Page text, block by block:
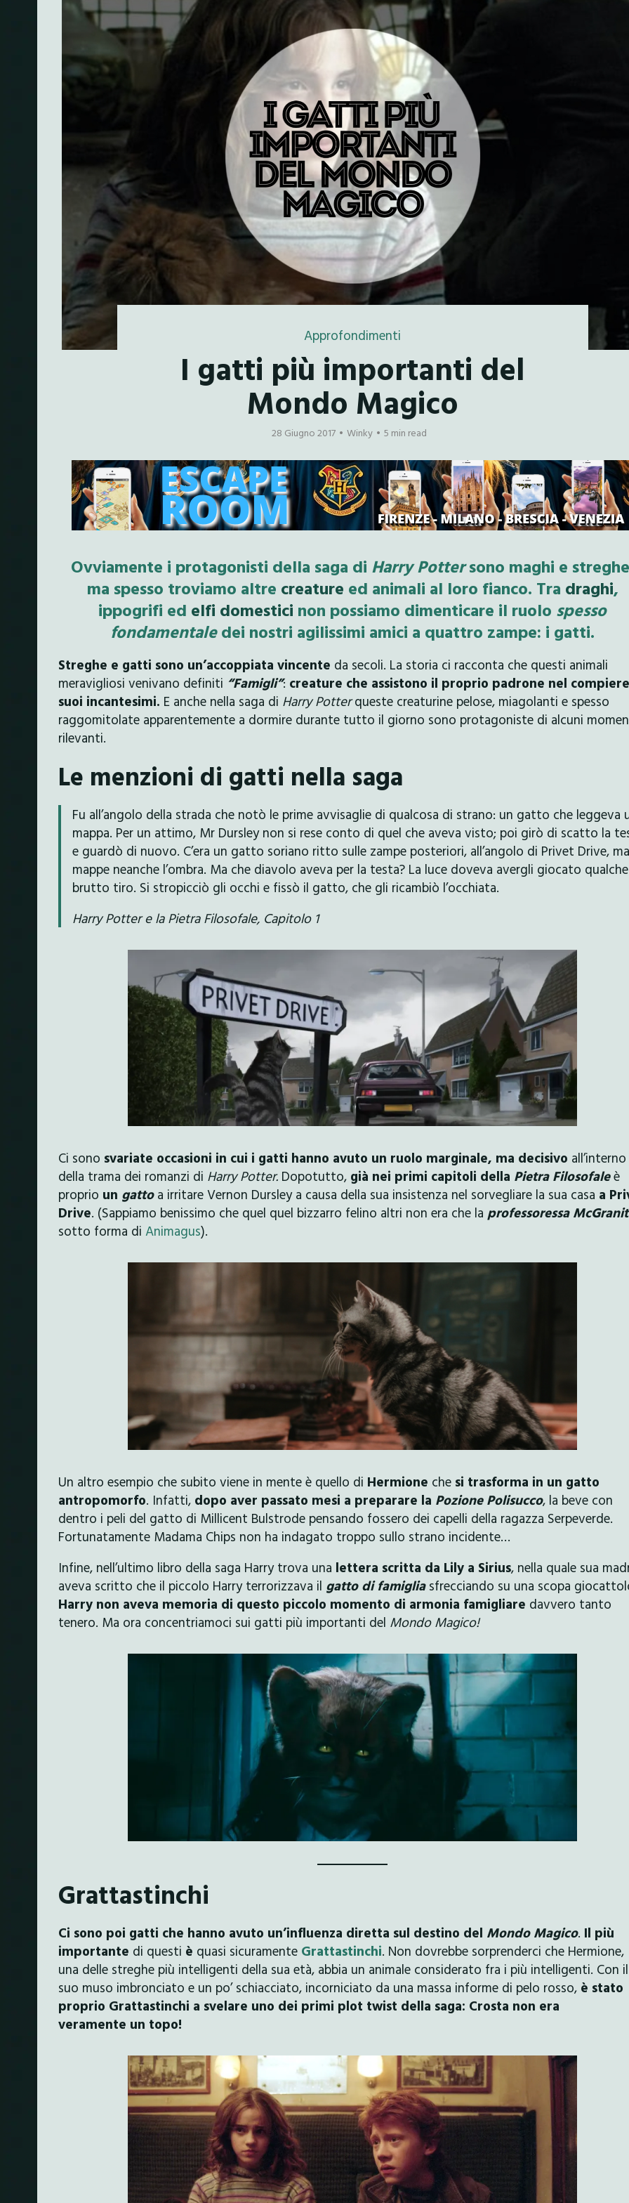
Approfondimenti
I gatti più importanti del
Mondo Magico
28 Giugno 2017 Winky 5 min read
Ovviamente i protagonisti della saga di Harry Pottersono maghi e
ma spesso troviamo altre creature ed animali al loro fianco. Tra draghi,
ippogrifi ed elfi domestici non possiamo dimenticare il ruolo spesso
fondamentaledei nostri agilissimi amici a quattro zampe: i gatti.
Streghe e gatti sono un’accoppiata vincente da secoli. La storia ci racconta che questi animali
meravigliosi venivano definiti “Famigli”: creature che assistono il proprio padrone nel
suoi incantesimi. E anche nella saga di Harry Potterqueste creaturine pelose, miagolanti e spesso
raggomitolate apparentemente a dormire durante tutto il giorno sono protagoniste di alcuni
rilevanti.
Le menzioni di gatti nella saga
Fu all’angolo della strada che notò le prime avvisaglie di qualcosa di strano: un gatto che leggeva
mappa. Per un attimo, Mr Dursley non si rese conto di quel che aveva visto; poi girò di scatto la
e guardò di nuovo. C’era un gatto soriano ritto sulle zampe posteriori, all’angolo di Privet Drive,
mappe neanche l’ombra. Ma che diavolo aveva per la testa? La luce doveva avergli giocato qualche
brutto tiro. Si stropicciò gli occhi e fissò il gatto, che gli ricambiò l’occhiata.
Harry Potter e la Pietra Filosofale, Capitolo 1
Ci sono svariate occasioni in cui i gatti hanno avuto un ruolo marginale, ma decisivo all’interno
della trama dei romanzi di Harry Potter.Dopotutto, già nei primi capitoli della Pietra Filosofaleè
proprio un gatto a irritare Vernon Dursley a causa della sua insistenza nel sorvegliare la sua casa a
Drive. (Sappiamo benissimo che quel quel bizzarro felino altri non era che la professoressa
sotto forma di Animagus).
Un altro esempio che subito viene in mente è quello di Hermione che si trasforma in un gatto
antropomorfo. Infatti, dopo aver passato mesi a preparare la Pozione Polisucco, la beve con
dentro i peli del gatto di Millicent Bulstrode pensando fossero dei capelli della ragazza Serpeverde.
Fortunatamente Madama Chips non ha indagato troppo sullo strano incidente…
Infine, nell’ultimo libro della saga Harry trova una lettera scritta da Lily a Sirius, nella quale sua
aveva scritto che il piccolo Harry terrorizzava il gatto di famigliasfrecciando su una scopa
Harry non aveva memoria di questo piccolo momento di armonia famigliare davvero tanto
tenero. Ma ora concentriamoci sui gatti più importanti del Mondo Magico!
Grattastinchi
Ci sono poi gatti che hanno avuto un’influenza diretta sul destino del Mondo Magico. Il più
importante di questi è quasi sicuramente Grattastinchi. Non dovrebbe sorprenderci che Hermione,
una delle streghe più intelligenti della sua età, abbia un animale considerato fra i più intelligenti. Con il
suo muso imbronciato e un po’ schiacciato, incorniciato da una massa informe di pelo rosso, è stato
proprio Grattastinchi a svelare uno dei primi plot twist della saga: Crosta non era
veramente un topo!